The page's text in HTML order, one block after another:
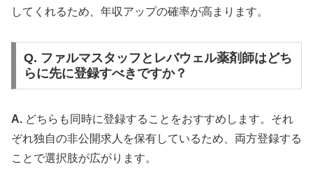
してくれるため、年収アップの確率が高まります。
Q. ファルマスタッフとレバウェル薬剤師はどち
らに先に登録すべきですか？
A. どちらも同時に登録することをおすすめします。それ
ぞれ独自の非公開求人を保有しているため、両方登録する
ことで選択肢が広がります。